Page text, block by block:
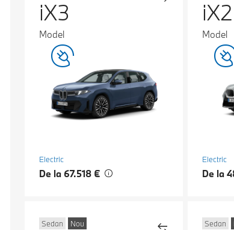
iX3
Model
Electric
De la 67.518 €
iX2
Model
Electric
De la
Sedan Nou Sedan